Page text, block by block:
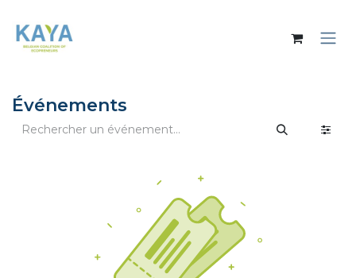
Événements